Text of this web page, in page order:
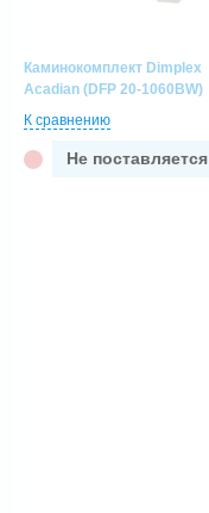
Каминокомплект Dimplex
Acadian (DFP 20-1060BW)
К сравнению
Не поставляется